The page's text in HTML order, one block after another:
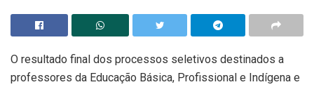
O resultado final dos processos seletivos destinados a
professores da Educação Básica, Profissional e Indígena e